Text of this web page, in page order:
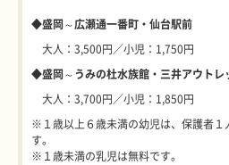
◆盛岡～広瀬通一番町・仙台駅前
大人：3,500円／小児：1,750円
◆盛岡～うみの杜水族館・三井アウト
大人：3,700円／小児：1,850円
※１歳以上６歳未満の幼児は、保護者１
す。
※１歳未満の乳児は無料です。